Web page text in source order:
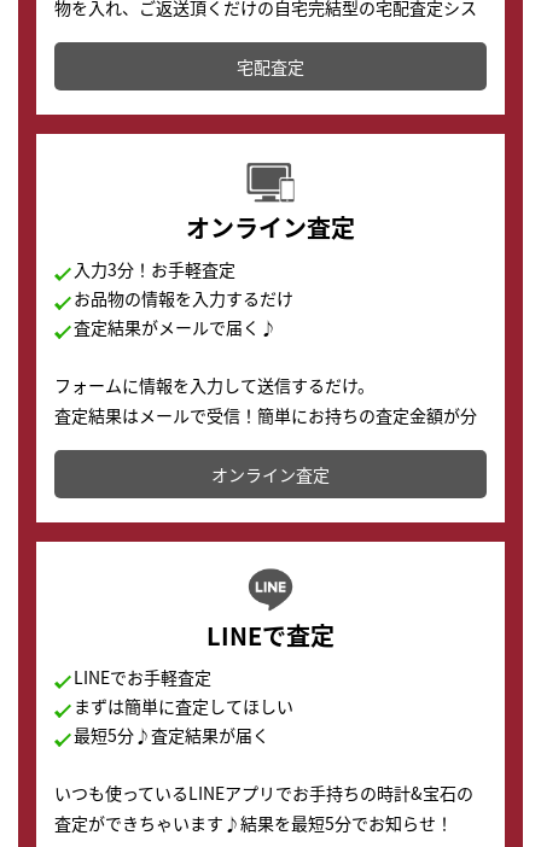
物を入れ、ご返送頂くだけの自宅完結型の宅配査定シス
テムです。
配送でも簡単&安全に査定・買取に出すことが可能で
す。
宅配査定
オンライン査定
入力3分！お手軽査定
お品物の情報を入力するだけ
査定結果がメールで届く♪
フォームに情報を入力して送信するだけ。
査定結果はメールで受信！簡単にお持ちの査定金額が分
かります。
オンライン査定
LINEで査定
LINEでお手軽査定
まずは簡単に査定してほしい
最短5分♪査定結果が届く
いつも使っているLINEアプリでお手持ちの時計&宝石の
査定ができちゃいます♪結果を最短5分でお知らせ！